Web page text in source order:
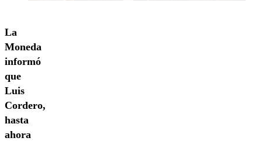
La
Moneda
informó
que
Luis
Cordero,
hasta
ahora